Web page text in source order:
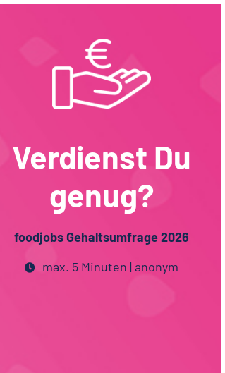
Backwaren
Verdienst Du
genug?
foodjobs Gehaltsumfrage 2026
max. 5 Minuten | anonym